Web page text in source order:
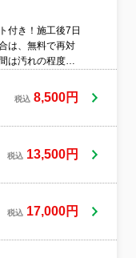
付き！施工後7日
は、無料で再対
は汚れの程度や
～ お掃除機能付
～・複数台の同
済もご利用いた
税込 8,500円
税込 13,500円
税込 17,000円